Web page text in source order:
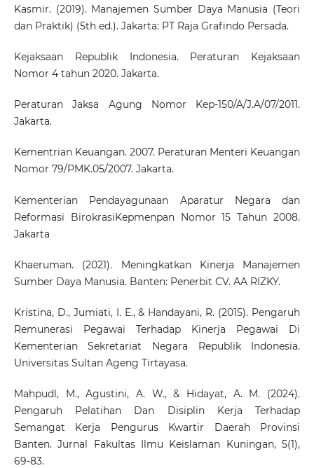
Kasmir. (2019). Manajemen Sumber Daya Manusia (Teori
dan Praktik) (5th ed.). Jakarta: PT Raja Grafindo Persada.
Kejaksaan Republik Indonesia. Peraturan Kejaksaan
Nomor 4 tahun 2020. Jakarta.
Peraturan Jaksa Agung Nomor Kep-150/A/J.A/07/2011.
Jakarta.
Kementrian Keuangan. 2007. Peraturan Menteri Keuangan
Nomor 79/PMK.05/2007. Jakarta.
Kementerian Pendayagunaan Aparatur Negara dan
Reformasi BirokrasiKepmenpan Nomor 15 Tahun 2008.
Jakarta
Khaeruman. (2021). Meningkatkan Kinerja Manajemen
Sumber Daya Manusia. Banten: Penerbit CV. AA RIZKY.
Kristina, D., Jumiati, I. E., & Handayani, R. (2015). Pengaruh
Remunerasi Pegawai Terhadap Kinerja Pegawai Di
Kementerian Sekretariat Negara Republik Indonesia.
Universitas Sultan Ageng Tirtayasa.
Mahpudl, M., Agustini, A. W., & Hidayat, A. M. (2024).
Pengaruh Pelatihan Dan Disiplin Kerja Terhadap
Semangat Kerja Pengurus Kwartir Daerah Provinsi
Banten. Jurnal Fakultas Ilmu Keislaman Kuningan, 5(1),
69-83.